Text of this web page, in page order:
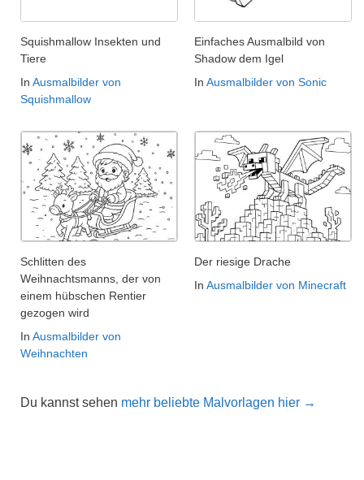
Squishmallow Insekten und
Tiere
In Ausmalbilder von
Squishmallow
Einfaches Ausmalbild von
Shadow dem Igel
In Ausmalbilder von Sonic
Schlitten des
Weihnachtsmanns, der von
einem hübschen Rentier
gezogen wird
In Ausmalbilder von
Weihnachten
Der riesige Drache
In Ausmalbilder von Minecraft
Du kannst sehen mehr beliebte Malvorlagen hier →